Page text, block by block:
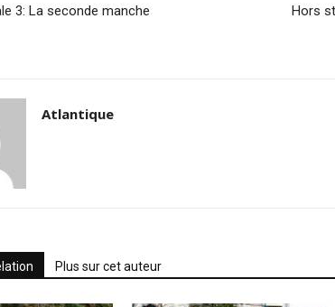
3: La seconde manche
Hors
Atlantique
Plus sur cet auteur